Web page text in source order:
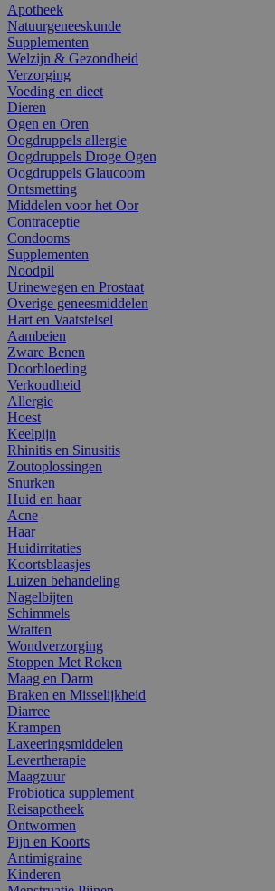
Apotheek
Natuurgeneeskunde
Supplementen
Welzijn & Gezondheid
Verzorging
Voeding en dieet
Dieren
Ogen en Oren
Oogdruppels allergie
Oogdruppels Droge Ogen
Oogdruppels Glaucoom
Ontsmetting
Middelen voor het Oor
Contraceptie
Condooms
Supplementen
Noodpil
Urinewegen en Prostaat
Overige geneesmiddelen
Hart en Vaatstelsel
Aambeien
Zware Benen
Doorbloeding
Verkoudheid
Allergie
Hoest
Keelpijn
Rhinitis en Sinusitis
Zoutoplossingen
Snurken
Huid en haar
Acne
Haar
Huidirritaties
Koortsblaasjes
Luizen behandeling
Nagelbijten
Schimmels
Wratten
Wondverzorging
Stoppen Met Roken
Maag en Darm
Braken en Misselijkheid
Diarree
Krampen
Laxeeringsmiddelen
Levertherapie
Maagzuur
Probiotica supplement
Reisapotheek
Ontwormen
Pijn en Koorts
Antimigraine
Kinderen